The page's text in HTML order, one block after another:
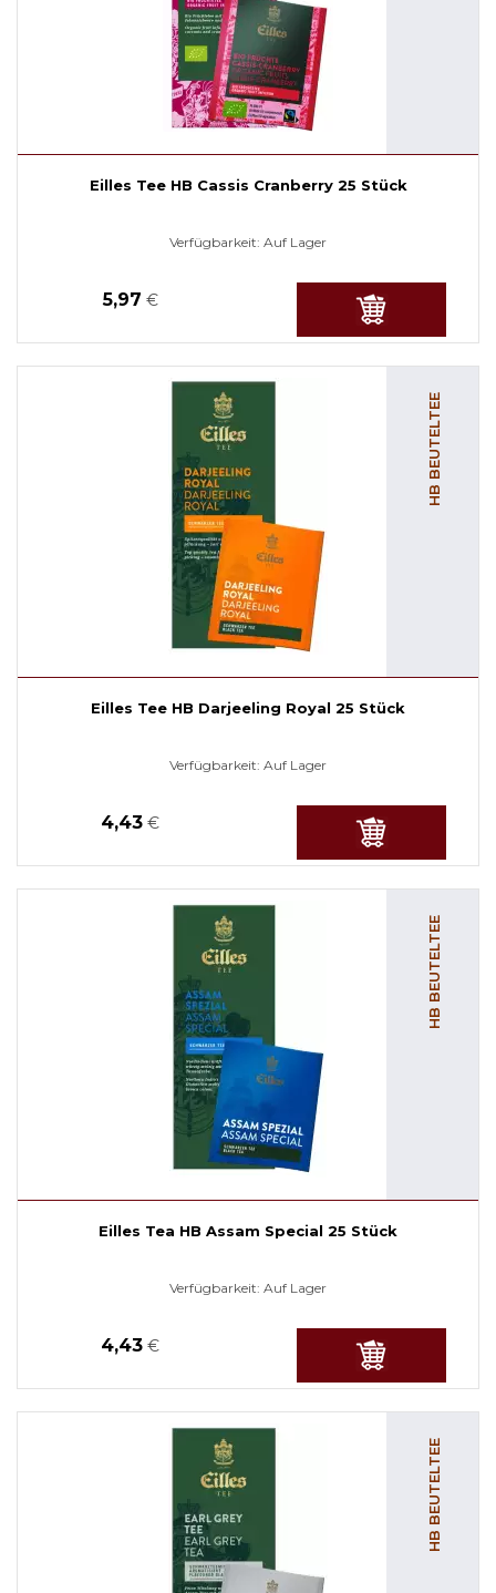
Eilles Tee HB Cassis Cranberry 25 Stück
Verfügbarkeit: Auf Lager
5,97 €
HB BEUTELTEE
Eilles Tee HB Darjeeling Royal 25 Stück
Verfügbarkeit: Auf Lager
4,43 €
HB BEUTELTEE
Eilles Tea HB Assam Special 25 Stück
Verfügbarkeit: Auf Lager
4,43 €
HB BEUTELTEE